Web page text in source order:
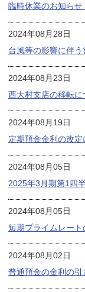
臨時休業のお知らせ
2024年08月28日
台風等の影響に伴
2024年08月23日
西大村支店の移転に
2024年08月19日
定期預金金利の改定
2024年08月05日
2025年3月期第1四
2024年08月05日
短期プライムレー
2024年08月02日
普通預金の金利の